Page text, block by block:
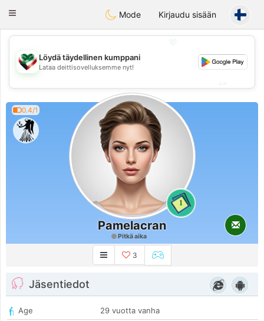
Kuwait Chat
Toggle
Mode Kirjaudu sisään
💖
💕
Löydä täydellinen kumppani
Lataa deittisovelluksemme nyt!
0.4/1
1
Pamelacran
Pitkä aika
3
Jäsentiedot
Age
29 vuotta vanha